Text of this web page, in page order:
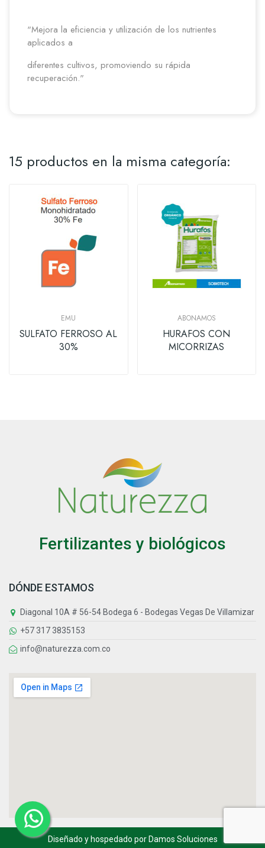
"Mejora la eficiencia y utilización de los nutrientes
aplicados a
diferentes cultivos, promoviendo su rápida
recuperación."
15 productos en la misma categoría:
EMU
SULFATO FERROSO AL
30%
ABONAMOS
HURAFOS CON
MICORRIZAS
Fertilizantes y biológicos
DÓNDE ESTAMOS
Diagonal 10A # 56-54 Bodega 6 - Bodegas Vegas De Villamizar
+57 317 3835153
info@naturezza.com.co
Diseñado y hospedado por Damos Soluciones